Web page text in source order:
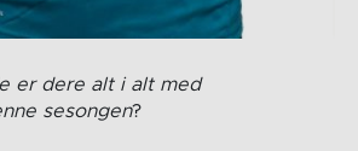
er dere alt i alt med
sesongen?